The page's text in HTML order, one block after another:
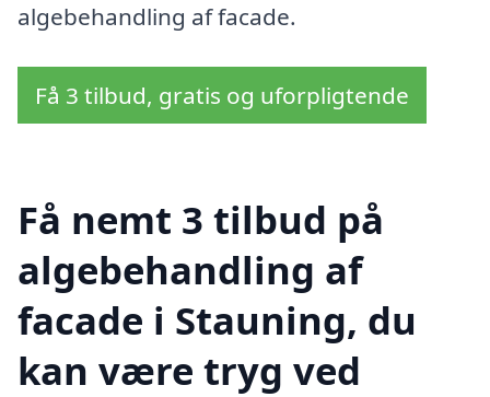
algebehandling af facade.
Få 3 tilbud, gratis og uforpligtende
Få nemt 3 tilbud på
algebehandling af
facade i Stauning, du
kan være tryg ved